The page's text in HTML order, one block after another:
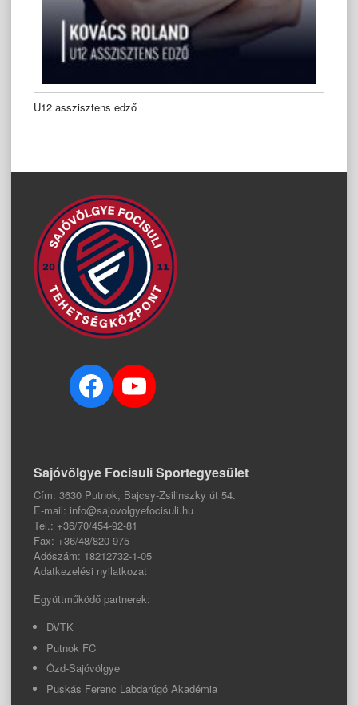
U12 asszisztens edző
Facebook
YouTube
Sajóvölgye Focisuli Sportegyesület
Cím: 3630 Putnok, Bajcsy-Zsilinszky út 54.
E-mail: info@sajovolgyefocisuli.hu
Tel.: +36/70/454-92-81
Fax: +36/48/820-975
Adószám: 18212732-1-05
Adatkezelési nyilatkozat
Együttműködő partnerek:
DVTK
Putnok FC
Ózd-Sajóvölgye
Puskás Ferenc Labdarúgó Akadémia